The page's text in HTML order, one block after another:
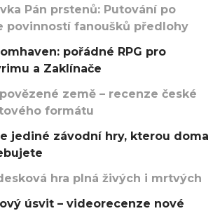
Pán prstenů: Putování po
povinností fanoušků předlohy
pořádné RPG pro
a Zaklínače
země – recenze české
formátu
jediné závodní hry, kterou doma
hra plná živých i mrtvých
úsvit – videorecenze nové